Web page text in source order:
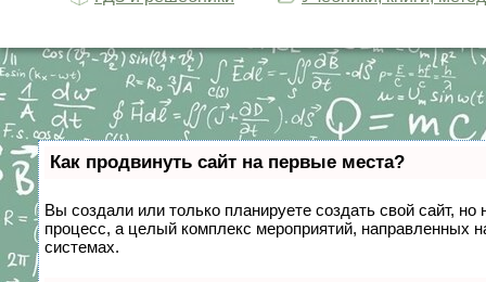
Как продвинуть сайт на первые места?
Вы создали или только планируете создать свой сайт,
процесс, а целый комплекс мероприятий, направленных
системах.